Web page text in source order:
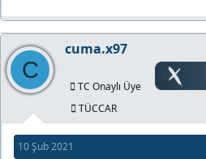
C
cuma.x97
TC Onaylı Üye
TÜCCAR
10 Şub 2021